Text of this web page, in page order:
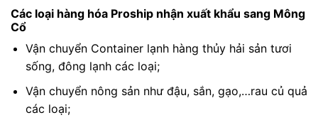
Các loại hàng hóa Proship nhận xuất khẩu sang Mông
Cổ
Vận chuyển Container lạnh hàng thủy hải sản tươi
sống, đông lạnh các loại;
Vận chuyển nông sản như đậu, sắn, gạo,…rau củ quả
các loại;